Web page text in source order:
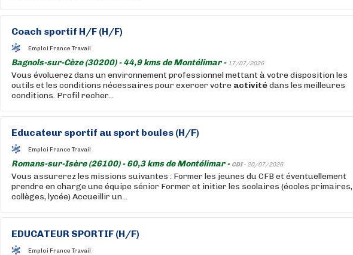
Coach sportif H/F (H/F)
Emploi France Travail
Bagnols-sur-Cèze (30200) - 44,9 kms de Montélimar - 17/07/2026
Vous évoluerez dans un environnement professionnel mettant à votre disposition les
outils et les conditions nécessaires pour exercer votre activitédans les meilleures
conditions. Profil recher...
Educateur sportif au sport boules (H/F)
Emploi France Travail
Romans-sur-Isère (26100) - 60,3 kms de Montélimar - CDI - 20/07/2026
Vous assurerez les missions suivantes : Former les jeunes du CFB et éventuellement
prendre en charge une équipe sénior Former et initier les scolaires (écoles primaires,
collèges, lycée) Accueillir un...
EDUCATEUR SPORTIF (H/F)
Emploi France Travail